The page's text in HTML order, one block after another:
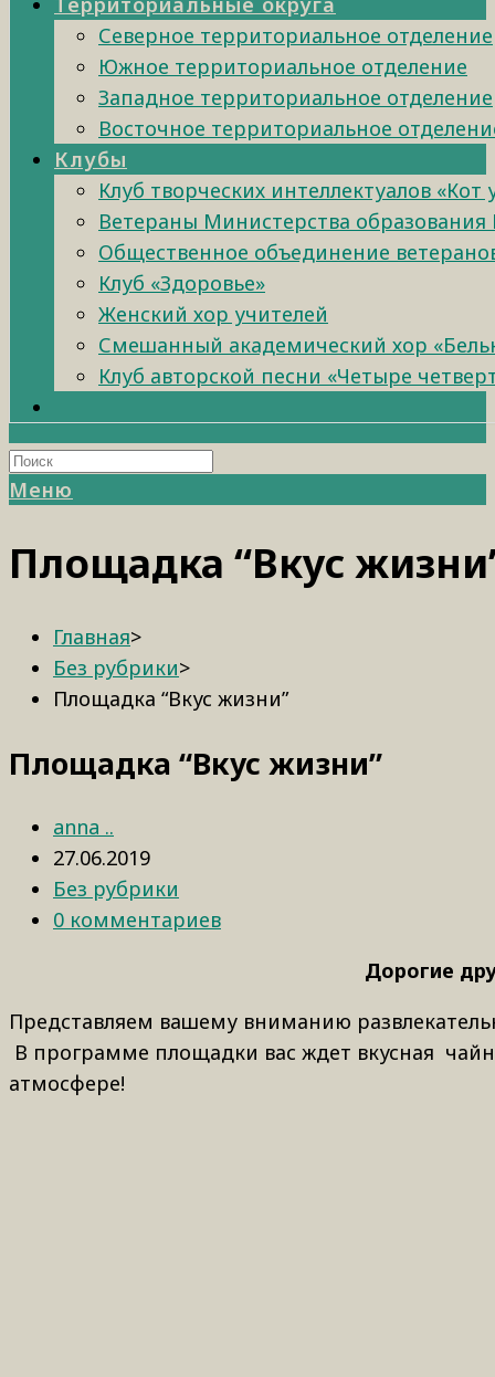
Северное территориальное отделение
Южное территориальное отделение
Западное территориальное отделение
Восточное территориальное
Клубы
Клуб творческих интеллектуалов «Кот
Ветераны Министерства образования
Общественное объединение
Клуб «Здоровье»
Женский хор учителей
Смешанный академический хор
Клуб авторской песни «Четыре
Меню
Площадка “Вкус
Главная>
Без рубрики>
Площадка “Вкус жизни”
Площадка “Вкус жизни”
anna ..
27.06.2019
Без рубрики
0 комментариев
Дорогие
Представляем вашему вниманию
В программе площадки вас ждет вкусная
атмосфере!